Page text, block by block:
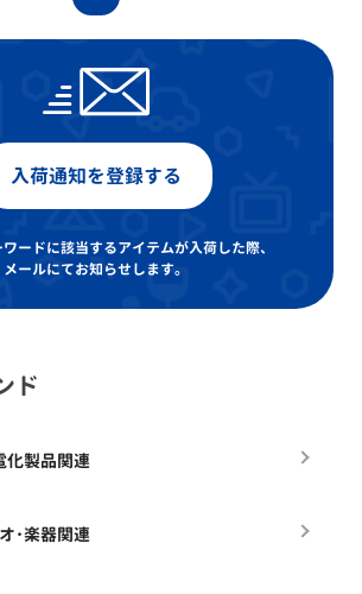
入荷通知を登録する
ードに該当するアイテムが入荷した際、
メールにてお知らせします。
ド
化製品関連
･楽器関連